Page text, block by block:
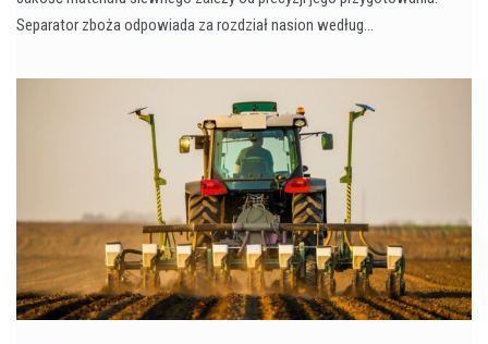
Separator zboża odpowiada za rozdział nasion według…